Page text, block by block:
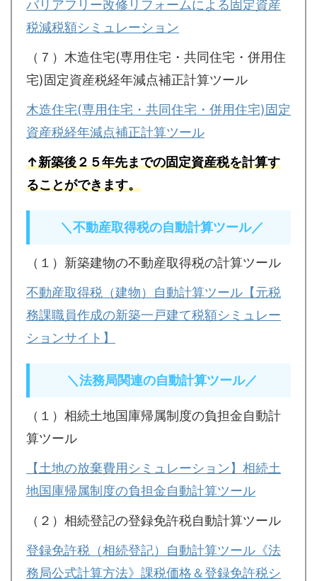
バリアフリー改修リフォームによる固定資産
税減税額シミュレーション
（７）木造住宅(専用住宅・共同住宅・併用住
宅)固定資産税経年減点補正計算ツール
木造住宅(専用住宅・共同住宅・併用住宅)固定
資産税経年減点補正計算ツール
↑新築後２５年先までの固定資産税を計算す
ることができます。
＼不動産取得税の自動計算ツール／
（１）新築建物の不動産取得税の計算ツール
不動産取得税（建物）自動計算ツール【元税
務課職員作成の新築一戸建て税額シミュレー
ションサイト】
＼法務局関連の自動計算ツール／
（１）相続土地国庫帰属制度の負担金自動計
算ツール
【土地の放棄費用シミュレーション】相続土
地国庫帰属制度の負担金自動計算ツール
（２）相続登記の登録免許税自動計算ツール
登録免許税（相続登記）自動計算ツール《法
務局公式計算方法》課税価格＆登録免許税シ